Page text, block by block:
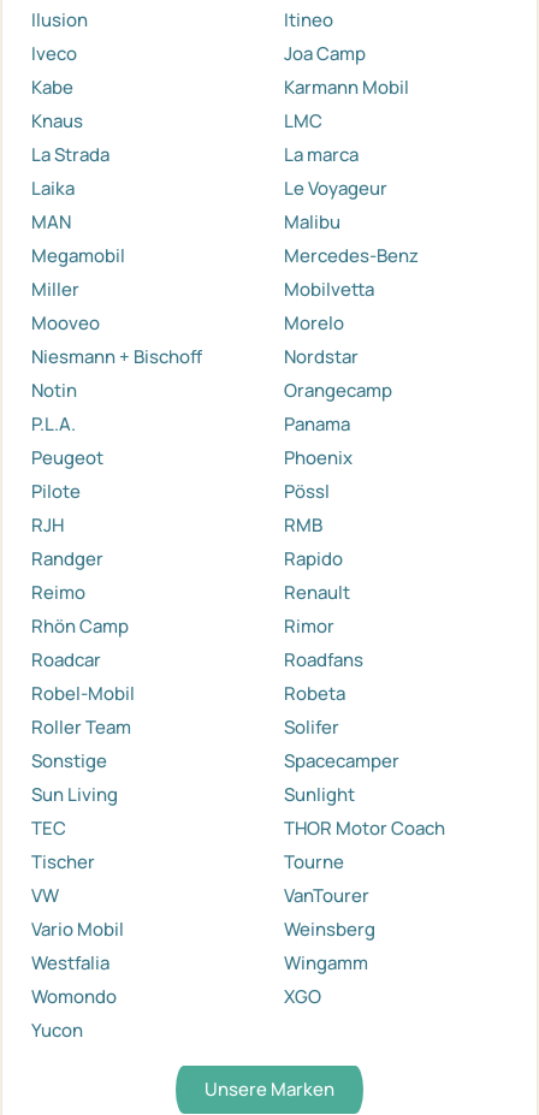
Ilusion
Itineo
Iveco
Joa Camp
Kabe
Karmann Mobil
Knaus
LMC
La Strada
La marca
Laika
Le Voyageur
MAN
Malibu
Megamobil
Mercedes-Benz
Miller
Mobilvetta
Mooveo
Morelo
Niesmann + Bischoff
Nordstar
Notin
Orangecamp
P.L.A.
Panama
Peugeot
Phoenix
Pilote
Pössl
RJH
RMB
Randger
Rapido
Reimo
Renault
Rhön Camp
Rimor
Roadcar
Roadfans
Robel-Mobil
Robeta
Roller Team
Solifer
Sonstige
Spacecamper
Sun Living
Sunlight
TEC
THOR Motor Coach
Tischer
Tourne
VW
VanTourer
Vario Mobil
Weinsberg
Westfalia
Wingamm
Womondo
XGO
Yucon
Unsere Marken